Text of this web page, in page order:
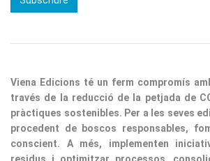
Viena Edicions té un ferm compromís
través de la reducció de la petjada de
pràctiques sostenibles. Per a les seves
procedent de boscos responsables,
conscient. A més, implementen